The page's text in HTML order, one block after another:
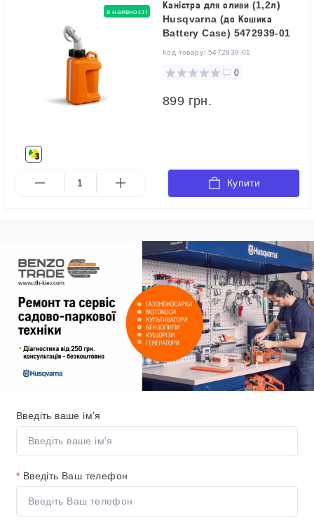
в наявності
Каністра для оливи (1,2л)
Husqvarna (до Кошика
Battery Case) 5472939-01
Код товару: 5472939-01
0
899 грн.
Купити
Введіть ваше ім’я
* Введіть Ваш телефон